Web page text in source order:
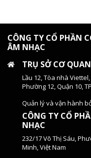
CÔNG TY CỔ PHẦN
ÂM NHẠC
TRỤ SỞ CƠ QUAN
Lầu 12, Tòa nhà
Phường 12, Quận 10,
Quản lý và vận hành
CÔNG TY CỔ
NHẠC
232/17 Võ Thị Sáu,
Minh, Việt Nam